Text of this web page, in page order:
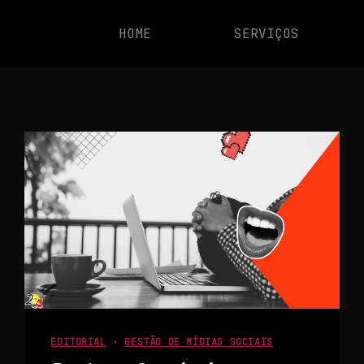
HOME SERVIÇOS
EDITORIAL · GESTÃO DE MÍDIAS SOCIAIS